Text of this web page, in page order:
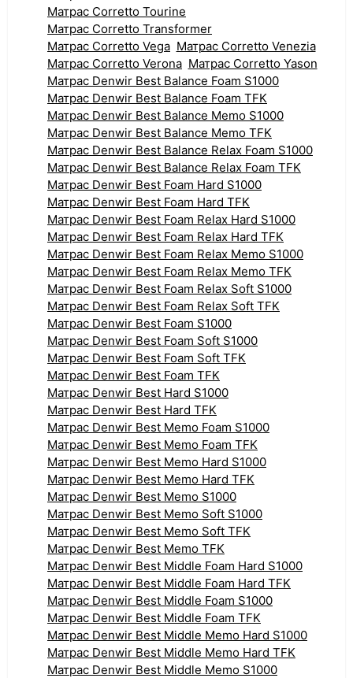
Матрас Corretto Tourine
Матрас Corretto Transformer
Матрас Corretto Vega Матрас Corretto Venezia
Матрас Corretto Verona Матрас Corretto Yason
Матрас Denwir Best Balance Foam S1000
Матрас Denwir Best Balance Foam TFK
Матрас Denwir Best Balance Memo S1000
Матрас Denwir Best Balance Memo TFK
Матрас Denwir Best Balance Relax Foam S1000
Матрас Denwir Best Balance Relax Foam TFK
Матрас Denwir Best Foam Hard S1000
Матрас Denwir Best Foam Hard TFK
Матрас Denwir Best Foam Relax Hard S1000
Матрас Denwir Best Foam Relax Hard TFK
Матрас Denwir Best Foam Relax Memo S1000
Матрас Denwir Best Foam Relax Memo TFK
Матрас Denwir Best Foam Relax Soft S1000
Матрас Denwir Best Foam Relax Soft TFK
Матрас Denwir Best Foam S1000
Матрас Denwir Best Foam Soft S1000
Матрас Denwir Best Foam Soft TFK
Матрас Denwir Best Foam TFK
Матрас Denwir Best Hard S1000
Матрас Denwir Best Hard TFK
Матрас Denwir Best Memo Foam S1000
Матрас Denwir Best Memo Foam TFK
Матрас Denwir Best Memo Hard S1000
Матрас Denwir Best Memo Hard TFK
Матрас Denwir Best Memo S1000
Матрас Denwir Best Memo Soft S1000
Матрас Denwir Best Memo Soft TFK
Матрас Denwir Best Memo TFK
Матрас Denwir Best Middle Foam Hard S1000
Матрас Denwir Best Middle Foam Hard TFK
Матрас Denwir Best Middle Foam S1000
Матрас Denwir Best Middle Foam TFK
Матрас Denwir Best Middle Memo Hard S1000
Матрас Denwir Best Middle Memo Hard TFK
Матрас Denwir Best Middle Memo S1000